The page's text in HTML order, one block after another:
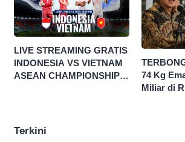
LIVE STREAMING GRATIS
INDONESIA VS VIETNAM
ASEAN CHAMPIONSHIP
74 Kg
Miliar di
Terkini